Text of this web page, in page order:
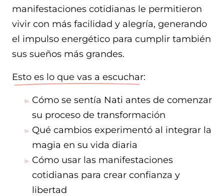
manifestaciones cotidianas le permitieron
vivir con más facilidad y alegría, generando
el impulso energético para cumplir también
sus sueños más grandes.
Esto es lo que vas a escuchar:
Cómo se sentía Nati antes de comenzar
su proceso de transformación
Qué cambios experimentó al integrar la
magia en su vida diaria
Cómo usar las manifestaciones
cotidianas para crear confianza y
libertad